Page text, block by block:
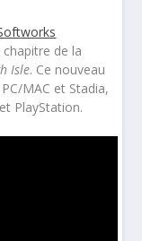
de la
Isle. Ce nouveau
MAC et Stadia,
PlayStation.